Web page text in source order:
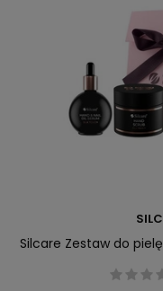
Silcare Zestaw do